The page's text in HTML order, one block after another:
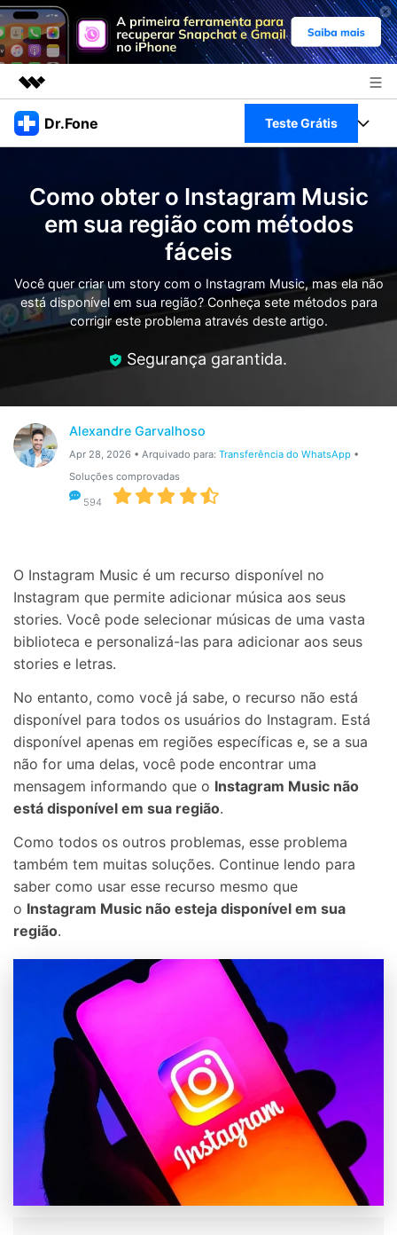
Produtos em destaque
Visão geral
Soluções
Sobre nós
Loja
Dr.Fone Teste Grátis
Veja Toolkit Completo >
Productos
Para Celular
Ações rápidas
Recursos
Transferir Dados
Reparar Celular
Proteção do celular
Como obter o Instagram Music
em sua região com métodos
fáceis
Você quer criar um story com o Instagram Music, mas ela não
está disponível em sua região? Conheça sete métodos para
corrigir este problema através deste artigo.
Segurança garantida.
Alexandre Garvalhoso
Apr 28, 2026 • Arquivado para: Transferência do WhatsApp•
Soluções comprovadas
594
O Instagram Music é um recurso disponível no
Instagram que permite adicionar música aos seus
stories. Você pode selecionar músicas de uma vasta
biblioteca e personalizá-las para adicionar aos seus
stories e letras.
No entanto, como você já sabe, o recurso não está
disponível para todos os usuários do Instagram. Está
disponível apenas em regiões específicas e, se a sua
não for uma delas, você pode encontrar uma
mensagem informando que o Instagram Music não
está disponível em sua região.
Como todos os outros problemas, esse problema
também tem muitas soluções. Continue lendo para
saber como usar esse recurso mesmo que
o Instagram Music não esteja disponível em sua
região.